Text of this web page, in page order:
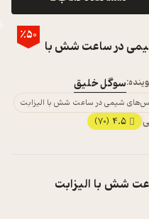
٪50
در ساعت شش با
سوگل خلیق
شیمی در ساعت شش با الیزابت
4.5
(70)
شش با الیزابت